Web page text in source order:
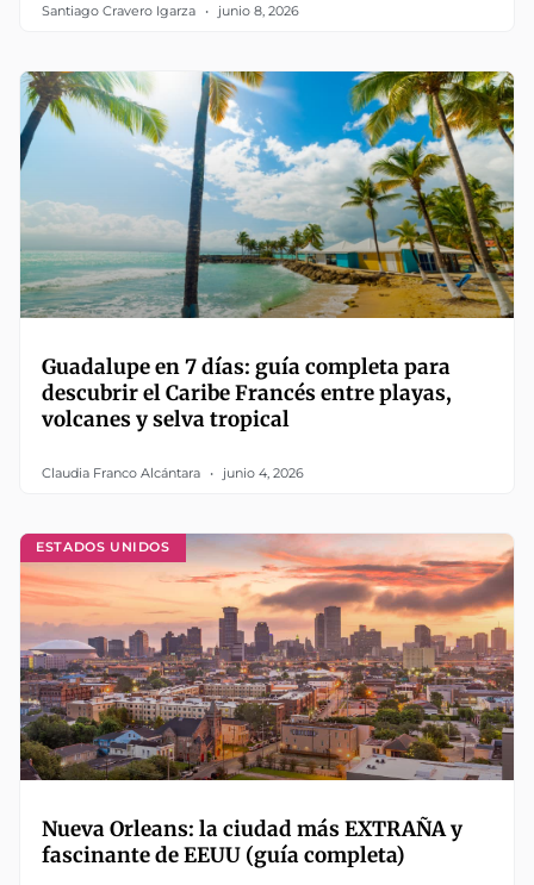
Santiago Cravero Igarza junio 8, 2026
Guadalupe en 7 días: guía completa para
descubrir el Caribe Francés entre playas,
volcanes y selva tropical
Claudia Franco Alcántara junio 4, 2026
ESTADOS UNIDOS
Nueva Orleans: la ciudad más EXTRAÑA y
fascinante de EEUU (guía completa)